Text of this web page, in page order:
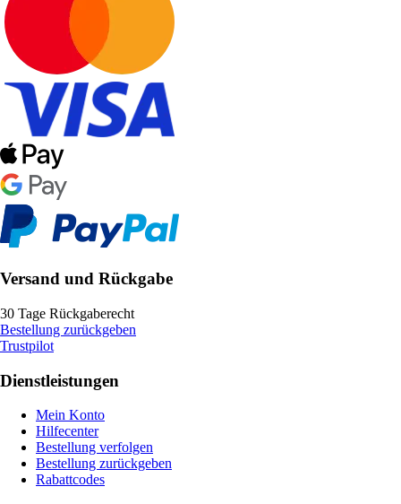
Versand und Rückgabe
30 Tage Rückgaberecht
Bestellung zurückgeben
Trustpilot
Dienstleistungen
Mein Konto
Hilfecenter
Bestellung verfolgen
Bestellung zurückgeben
Rabattcodes